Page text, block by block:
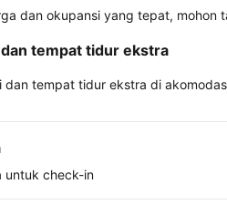
dan okupansi yang tepat,
tempat tidur ekstra
tempat tidur ekstra di
untuk check-in